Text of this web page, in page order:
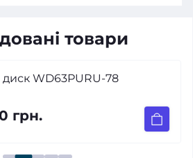
товари
WD63PURU-78
грн.